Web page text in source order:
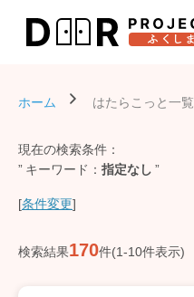
ホーム はたらこっと一覧
現在の検索条件：
キーワード
指定なし
[条件変更]
検索結果170件(1-10件表示)